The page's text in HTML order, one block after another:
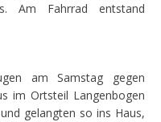
Am Fahrrad entstand
am Samstag gegen
im Ortsteil Langenbogen
gelangten so ins Haus,